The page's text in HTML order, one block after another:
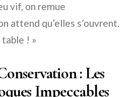
vif, on remue
attend qu’elles s’ouvrent.
table ! »
: Les
Impeccables